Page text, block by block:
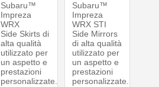
Subaru™
Impreza
WRX
Side Skirts di
alta qualità
utilizzato per
un aspetto e
prestazioni
personalizzate.
Subaru™
Impreza
WRX STI
Side Mirrors
di alta qualità
utilizzato per
un aspetto e
prestazioni
personalizzate.